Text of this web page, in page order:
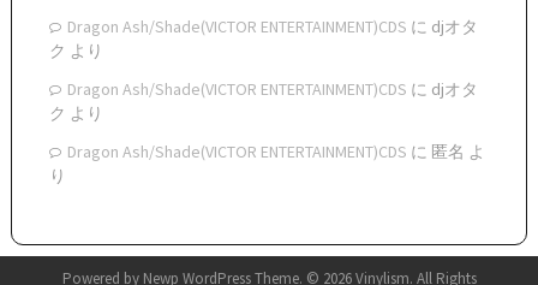
Dragon Ash/Shade(VICTOR ENTERTAINMENT)CDS に djオタ
ク より
Dragon Ash/Shade(VICTOR ENTERTAINMENT)CDS に djオタ
ク より
Dragon Ash/Shade(VICTOR ENTERTAINMENT)CDS に 匿名 よ
り
Powered by Newp WordPress Theme. © 2026 Vinylism. All Rights